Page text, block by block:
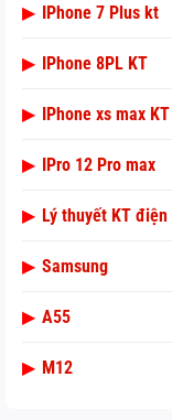
▶ IPhone 7 Plus kt
▶ IPhone 8PL KT
▶ IPhone xs max KT
▶ IPro 12 Pro max
▶ Lý thuyết KT
▶ Samsung
▶ A55
▶ M12